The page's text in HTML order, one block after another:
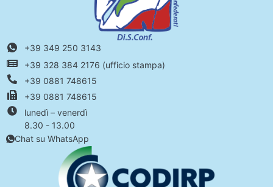
+39 349 250 3143
+39 328 384 2176 (ufficio stampa)
+39 0881 748615
+39 0881 748615
lunedì – venerdì
8.30 - 13.00
Chat su WhatsApp